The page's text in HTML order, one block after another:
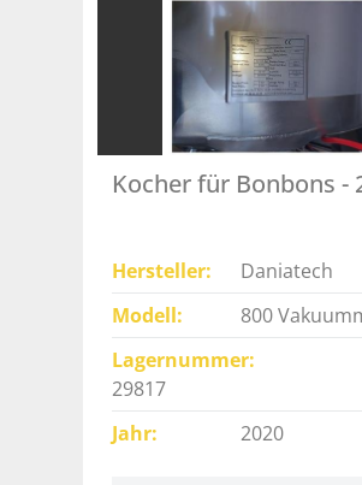
Kocher für Bonbons -
Hersteller
Daniatech
Modell
800
Lagernummer
29817
Jahr
2020